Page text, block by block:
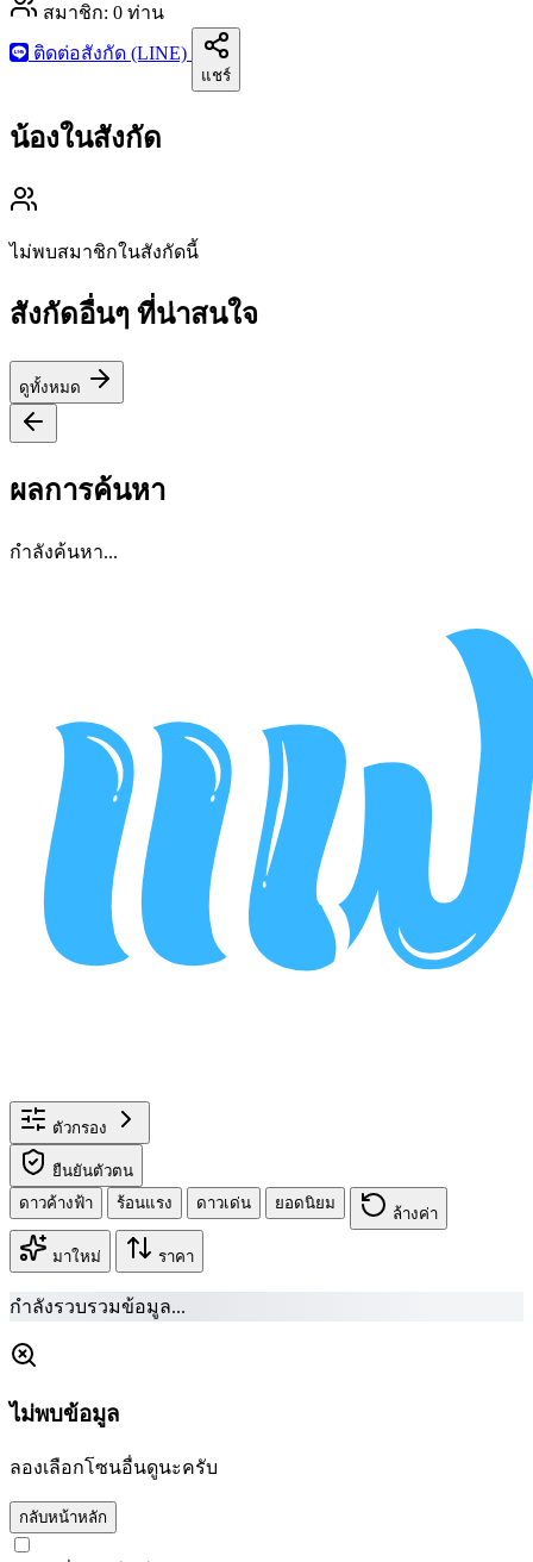
สมาชิก: 0 ท่าน
ติดต่อสังกัด (LINE)
แชร์
น้องในสังกัด
ไม่พบสมาชิกในสังกัดนี้
สังกัดอื่นๆ ที่น่าสนใจ
ดูทั้งหมด
ผลการค้นหา
กำลังค้นหา...
ตัวกรอง
ยืนยันตัวตน
ดาวค้างฟ้า
ร้อนแรง ดาวเด่น ยอดนิยม
ล้างค่า
มาใหม่ ราคา
กำลังรวบรวมข้อมูล...
ไม่พบข้อมูล
ลองเลือกโซนอื่นดูนะครับ
กลับหน้าหลัก